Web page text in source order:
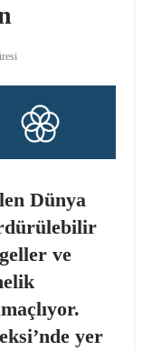
Dünya
ve
yer